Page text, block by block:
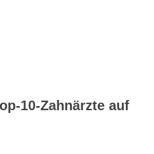
10-Zahnärzte auf